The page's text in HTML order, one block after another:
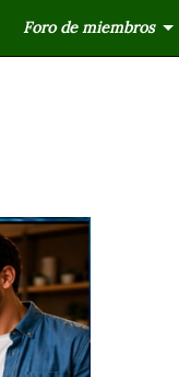
Foro de miembros